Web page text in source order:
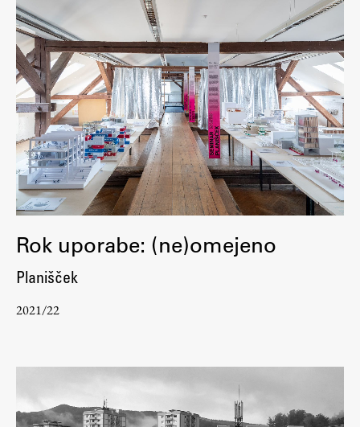
Rok uporabe: (ne)omejeno
Planišček
2021/22